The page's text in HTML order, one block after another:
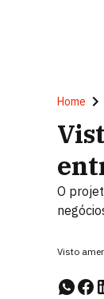
Home
O
Visto